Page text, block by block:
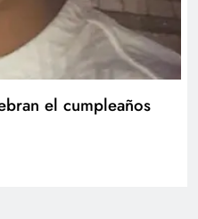
el cumpleaños